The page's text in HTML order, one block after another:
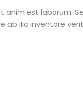
est laborum.
ab illo inventore